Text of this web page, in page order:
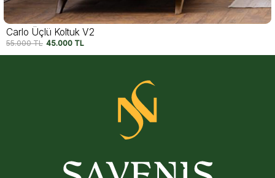
Carlo Üçlü Koltuk V1
55.000TL 45.000TL